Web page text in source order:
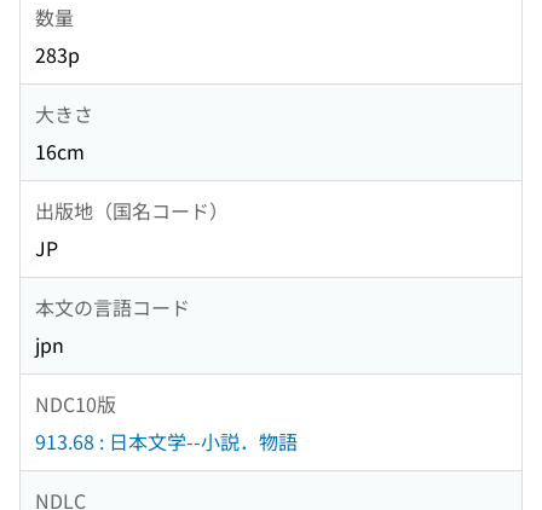
数量
283p
大きさ
16cm
出版地（国名コード）
JP
本文の言語コード
jpn
NDC10版
913.68 : 日本文学--小説．物語
NDLC